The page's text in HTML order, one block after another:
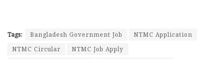
Tags: Bangladesh Government Job
NTMC Application
NTMC Circular
NTMC Job Apply